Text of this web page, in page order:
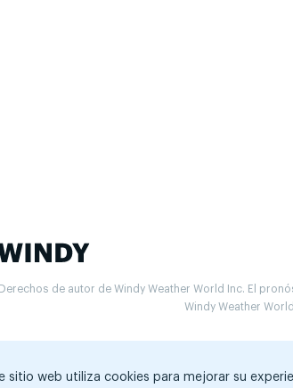
de autor de Windy Weather World Inc. El
Windy Weather
sitio web utiliza cookies para mejorar su